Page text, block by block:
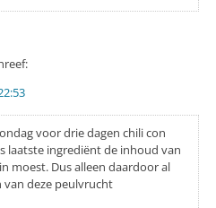
voor drie dagen chili con
laatste ingrediënt de inhoud van
moest. Dus alleen daardoor al
deze peulvrucht